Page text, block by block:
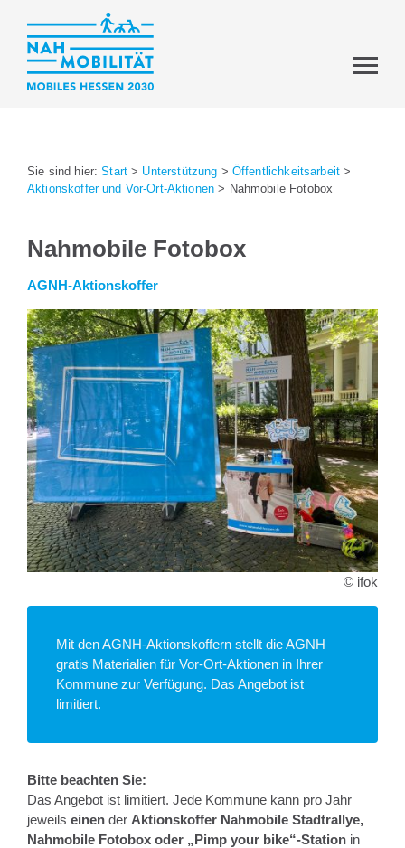
Sie sind hier:Start > Unterstützung > Öffentlichkeitsarbeit >
Aktionskoffer und Vor-Ort-Aktionen > Nahmobile Fotobox
Nahmobile Fotobox
AGNH-Aktionskoffer
© ifok
Mit den AGNH-Aktionskoffern stellt die AGNH
gratis Materialien für Vor-Ort-Aktionen in Ihrer
Kommune zur Verfügung. Das Angebot ist
limitiert.
Bitte beachten Sie:
Das Angebot ist limitiert. Jede Kommune kann pro Jahr
jeweils einen der Aktionskoffer Nahmobile Stadtrallye,
Nahmobile Fotobox oder „Pimp your bike“-Station in